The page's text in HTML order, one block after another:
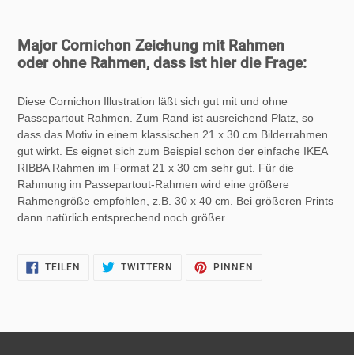
Major Cornichon Zeichung mit Rahmen
oder ohne Rahmen, dass ist hier die Frage:
Diese Cornichon Illustration läßt sich gut mit und ohne
Passepartout Rahmen. Zum Rand ist ausreichend Platz, so
dass das Motiv in einem klassischen 21 x 30 cm Bilderrahmen
gut wirkt. Es eignet sich zum Beispiel schon der einfache IKEA
RIBBA Rahmen im Format 21 x 30 cm sehr gut. Für die
Rahmung im Passepartout-Rahmen wird eine größere
Rahmengröße empfohlen, z.B. 30 x 40 cm. Bei größeren Prints
dann natürlich entsprechend noch größer.
TEILEN
FACEBOOK
TWITTERN
TWITTER
PINNEN